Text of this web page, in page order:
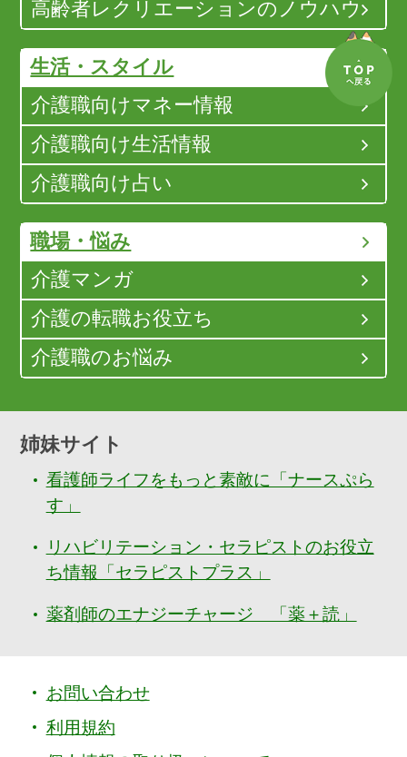
高齢者レクリエーションのノウハウ
生活・スタイル
介護職向けマネー情報
介護職向け生活情報
介護職向け占い
職場・悩み
介護マンガ
介護の転職お役立ち
介護職のお悩み
姉妹サイト
看護師ライフをもっと素敵に「ナースぷら
す」
リハビリテーション・セラピストのお役立
ち情報「セラピストプラス」
薬剤師のエナジーチャージ 「薬＋読」
お問い合わせ
利用規約